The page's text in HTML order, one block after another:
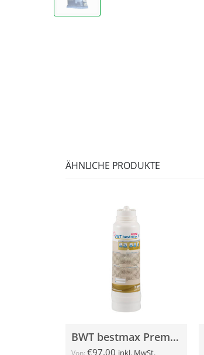
ÄHNLICHE PRODUKTE
BWT bestmax Premium V
€97,00 inkl. MwSt.